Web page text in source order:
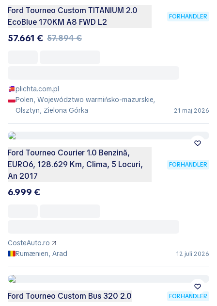
Ford Tourneo Custom TITANIUM 2.0
EcoBlue 170KM A8 FWD L2
FORHANDLER
57.661 € 57.894 €
plichta.com.pl
Polen, Województwo warmińsko-mazurskie,
Olsztyn, Zielona Górka
21 maj 2026
Ford Tourneo Courier 1.0 Benzină,
EURO6, 128.629 Km, Clima, 5 Locuri,
An 2017
FORHANDLER
6.999 €
CosteAuto.ro
Rumænien, Arad
12 juli 2026
Ford Tourneo Custom Bus 320 2.0 FORHANDLER